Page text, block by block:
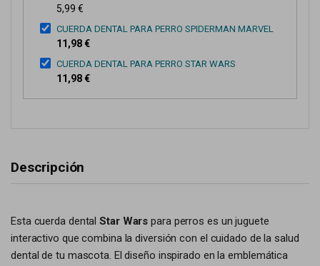
5,99 €
CUERDA DENTAL PARA PERRO SPIDERMAN MARVEL
11,98 €
CUERDA DENTAL PARA PERRO STAR WARS
11,98 €
Descripción
Esta cuerda dentalStar Wars para perros es un juguete
interactivo que combina la diversión con el cuidado de la salud
dental de tu mascota. El diseño inspirado en la emblemática